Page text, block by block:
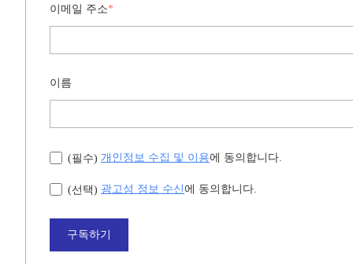
이메일 주소*
이름
(필수) 개인정보 수집 및 이용에 동의합니다.
(선택) 광고성 정보 수신에 동의합니다.
구독하기